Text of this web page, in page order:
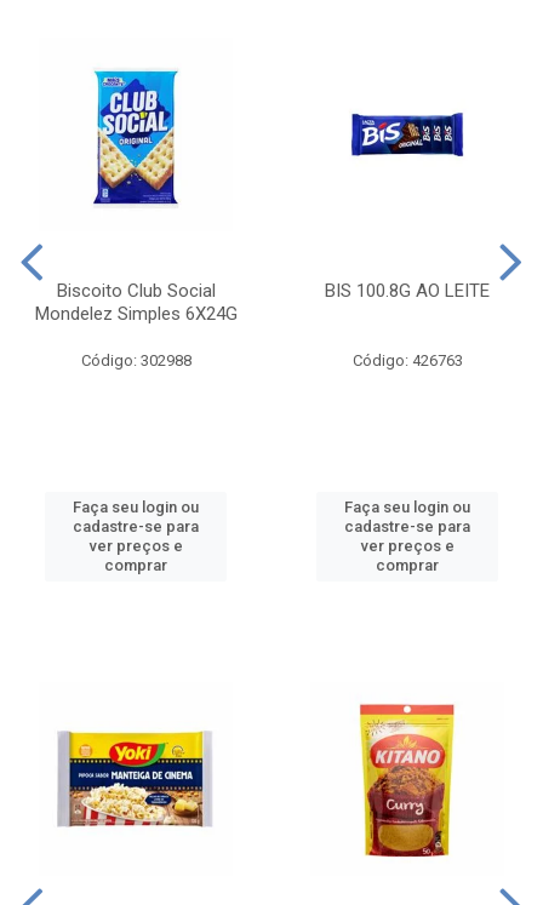
Biscoito Club Social
Mondelez Simples 6X24G
Código: 302988
Faça seu login ou
cadastre-se para
ver preços e
comprar
BIS 100.8G AO LEITE
Código: 426763
Faça seu login ou
cadastre-se para
ver preços e
comprar